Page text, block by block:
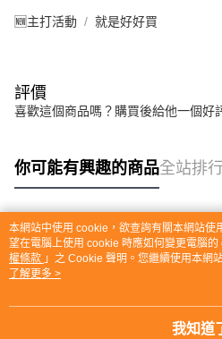
🆕主打活動 就是好好買
評價
喜歡這個商品嗎？購買後給他一個好
你可能有興趣的商品全站排行
熱門標籤
本網站中使用 cookie，欲查詢有關本網站使
望在電腦上使用 cookie 時應如何變更電腦
權條款 」之 Cookie 聲明。您繼續使用本網
用條款之 Cookie 聲明使用 cookie。
了解更多 >
我知道